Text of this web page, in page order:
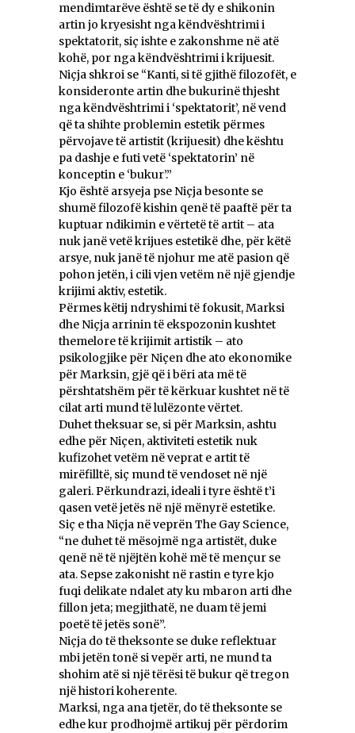
mendimtarëve është se të dy e shikonin
artin jo kryesisht nga këndvështrimi i
spektatorit, siç ishte e zakonshme në atë
kohë, por nga këndvështrimi i krijuesit.
Niçja shkroi se “Kanti, si të gjithë filozofët, e
konsideronte artin dhe bukurinë thjesht
nga këndvështrimi i ‘spektatorit’, në vend
që ta shihte problemin estetik përmes
përvojave të artistit (krijuesit) dhe kështu
pa dashje e futi vetë ‘spektatorin’ në
konceptin e ‘bukur’.”
Kjo është arsyeja pse Niçja besonte se
shumë filozofë kishin qenë të paaftë për ta
kuptuar ndikimin e vërtetë të artit – ata
nuk janë vetë krijues estetikë dhe, për këtë
arsye, nuk janë të njohur me atë pasion që
pohon jetën, i cili vjen vetëm në një gjendje
krijimi aktiv, estetik.
Përmes këtij ndryshimi të fokusit, Marksi
dhe Niçja arrinin të ekspozonin kushtet
themelore të krijimit artistik – ato
psikologjike për Niçen dhe ato ekonomike
për Marksin, gjë që i bëri ata më të
përshtatshëm për të kërkuar kushtet në të
cilat arti mund të lulëzonte vërtet.
Duhet theksuar se, si për Marksin, ashtu
edhe për Niçen, aktiviteti estetik nuk
kufizohet vetëm në veprat e artit të
mirëfilltë, siç mund të vendoset në një
galeri. Përkundrazi, ideali i tyre është t’i
qasen vetë jetës në një mënyrë estetike.
Siç e tha Niçja në veprën The Gay Science,
“ne duhet të mësojmë nga artistët, duke
qenë në të njëjtën kohë më të mençur se
ata. Sepse zakonisht në rastin e tyre kjo
fuqi delikate ndalet aty ku mbaron arti dhe
fillon jeta; megjithatë, ne duam të jemi
poetë të jetës sonë”.
Niçja do të theksonte se duke reflektuar
mbi jetën tonë si vepër arti, ne mund ta
shohim atë si një tërësi të bukur që tregon
një histori koherente.
Marksi, nga ana tjetër, do të theksonte se
edhe kur prodhojmë artikuj për përdorim